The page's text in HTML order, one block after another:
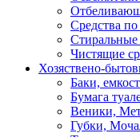
Средства
Чистящие
Хозяствено-
Баки,
Бумага
Веники,
Губки,